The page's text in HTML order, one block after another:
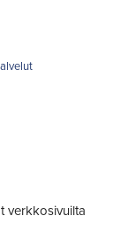
verkkosivuilta